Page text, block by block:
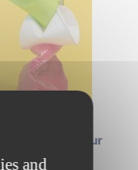
comprendre pour
and